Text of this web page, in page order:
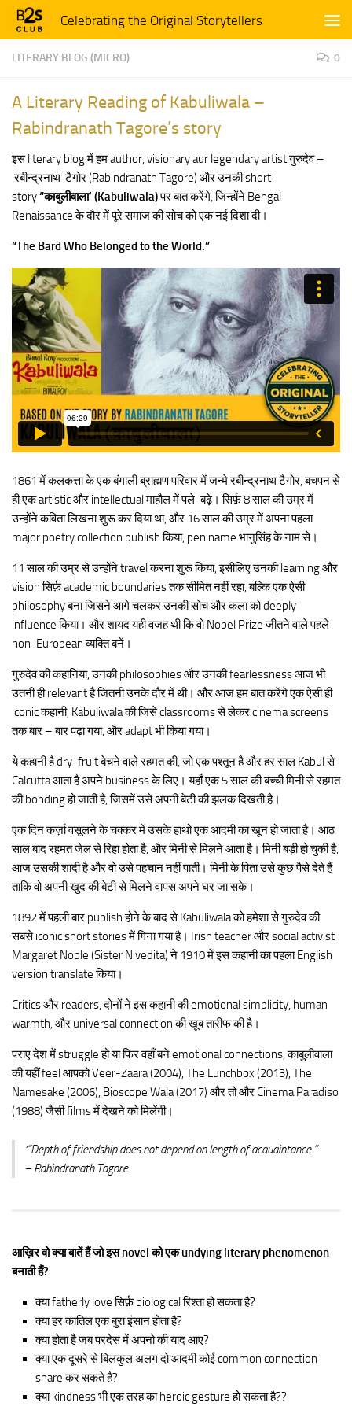
Skip to contentCelebrating the Original Storytellers
LITERARY BLOG (MICRO) 0
A Literary Reading of Kabuliwala –
Rabindranath Tagore’s story
इस literary blog में हम author, visionary aur legendary artist गुरुदेव –
रबीन्द्रनाथ टैगोर (Rabindranath Tagore) और उनकी short
story“काबुलीवाला’ (Kabuliwala)पर बात करेंगे, जिन्होंने Bengal
Renaissance के दौर में पूरे समाज की सोच को एक नई दिशा दी।
“The Bard Who Belonged to the World.”
1861 में कलकत्ता के एक बंगाली ब्राह्मण परिवार में जन्मे रबीन्द्रनाथ टैगोर, बचपन से
ही एक artistic और intellectual माहौल में पले-बढ़े। सिर्फ़ 8 साल की उम्र में
उन्होंने कविता लिखना शुरू कर दिया था, और 16 साल की उम्र में अपना पहला
major poetry collection publish किया, pen name भानुसिंह के नाम से।
11 साल की उम्र से उन्होंने travel करना शुरू किया, इसीलिए उनकी learning और
vision सिर्फ़ academic boundaries तक सीमित नहीं रहा, बल्कि एक ऐसी
philosophy बना जिसने आगे चलकर उनकी सोच और कला को deeply
influence किया। और शायद यही वजह थी कि वो Nobel Prize जीतने वाले पहले
non-European व्यक्ति बनें।
गुरुदेव की कहानिया, उनकी philosophies और उनकी fearlessness आज भी
उतनी ही relevant है जितनी उनके दौर में थी। और आज हम बात करेंगे एक ऐसी ही
iconic कहानी, Kabuliwala की जिसे classrooms से लेकर cinema screens
तक बार – बार पढ़ा गया, और adapt भी किया गया।
ये कहानी है dry-fruit बेचने वाले रहमत की, जो एक पश्तून है और हर साल Kabul से
Calcutta आता है अपने business के लिए। यहाँ एक 5 साल की बच्ची मिनी से रहमत
की bonding हो जाती है, जिसमें उसे अपनी बेटी की झलक दिखती है।
एक दिन कर्ज़ा वसूलने के चक्कर में उसके हाथो एक आदमी का खून हो जाता है। आठ
साल बाद रहमत जेल से रिहा होता है, और मिनी से मिलने आता है। मिनी बड़ी हो चुकी है,
आज उसकी शादी है और वो उसे पहचान नहीं पाती। मिनी के पिता उसे कुछ पैसे देते हैं
ताकि वो अपनी खुद की बेटी से मिलने वापस अपने घर जा सके।
1892 में पहली बार publish होने के बाद से Kabuliwala को हमेशा से गुरुदेव की
सबसे iconic short stories में गिना गया है। Irish teacher और social activist
Margaret Noble (Sister Nivedita) ने 1910 में इस कहानी का पहला English
version translate किया।
Critics और readers, दोनों ने इस कहानी की emotional simplicity, human
warmth, और universal connection की खूब तारीफ की है।
पराए देश में struggle हो या फिर वहाँ बने emotional connections, काबुलीवाला
की यहीं feel आपको Veer-Zaara (2004), The Lunchbox (2013), The
Namesake (2006), Bioscope Wala (2017) और तो और Cinema Paradiso
(1988) जैसी films में देखने को मिलेंगी।
‘“Depth of friendship does not depend on length of acquaintance.”
– Rabindranath Tagore
आख़िर वो क्या बातें हैं जो इस novel को एक undying literary phenomenon
बनाती हैं?
क्या fatherly love सिर्फ़ biological रिश्ता हो सकता है?
क्या हर कातिल एक बुरा इंसान होता है?
क्या होता है जब परदेस में अपनो की याद आए?
क्या एक दूसरे से बिलकुल अलग दो आदमी कोई common connection
share कर सकते है?
क्या kindness भी एक तरह का heroic gesture हो सकता है??